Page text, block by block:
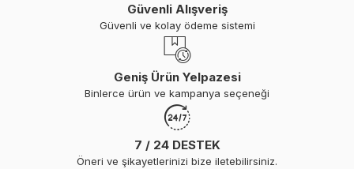
Güvenli Alışveriş
Güvenli ve kolay ödeme sistemi
Geniş Ürün Yelpazesi
Binlerce ürün ve kampanya seçeneği
7 / 24 DESTEK
Öneri ve şikayetlerinizi bize iletebilirsiniz.